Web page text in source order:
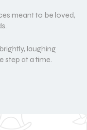
meant to be loved,
laughing
step at a time.